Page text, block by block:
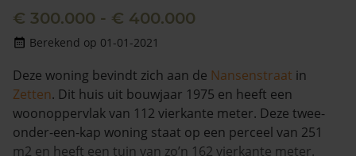
€ 300.000 - € 400.000
Berekend op 01-01-2021
Deze woning bevindt zich aan de Nansenstraat in
Zetten. Dit huis uit bouwjaar 1975 en heeft een
woonoppervlak van 112 vierkante meter. Deze twee-
onder-een-kap woning staat op een perceel van 251
m2 en heeft een tuin van zo’n 162 vierkante meter.